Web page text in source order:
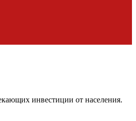
инвестиции от населения.